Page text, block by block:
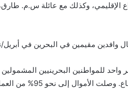
الإقليمي، وكذلك مع عائلة س.م.
مقيمين في البحرين في أبريل/
للمواطنين البحرينيين
صندوق التأمين ضد البطالة،